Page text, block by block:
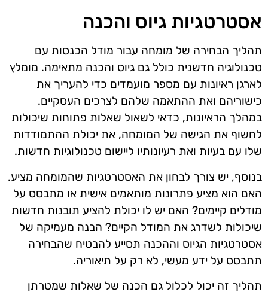
אסטרטגיות גיוס והכנה
תהליך הבחירה של מומחה עבור מודל הכנסות עם
טכנולוגיה חדשנית כולל גם גיוס והכנה מתאימה. מומלץ
לארגן ראיונות עם מספר מועמדים כדי להעריך את
כישוריהם ואת ההתאמה שלהם לצרכים העסקיים.
במהלך הראיונות, כדאי לשאול שאלות פתוחות שיכולות
לחשוף את הגישה של המומחה, את יכולת ההתמודדות
שלו עם בעיות ואת רעיונותיו ליישום טכנולוגיות חדשות.
בנוסף, יש צורך לבחון את האסטרטגיות שהמומחה מציע.
האם הוא מציע פתרונות מותאמים אישית או מתבסס על
מודלים קיימים? האם יש לו יכולת להציע תובנות חדשות
שיכולות לשדרג את המודל הקיים? הבנה מעמיקה של
אסטרטגיות הגיוס וההכנה תסייע להבטיח שהבחירה
תתבסס על ידע מעשי, לא רק על תיאוריה.
תהליך זה יכול לכלול גם הכנה של שאלות שמטרתן